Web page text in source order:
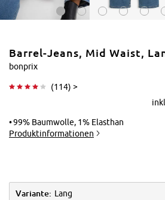
Barrel-Jeans, Mid Waist,
bonprix
(114) >
99% Baumwolle, 1% Elasthan
Produktinformationen
Variante: Lang